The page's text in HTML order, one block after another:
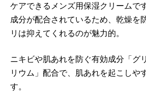
ケアできるメンズ用保湿クリームで
成分が配合されているため、乾燥を
リは抑えてくれるのが魅力的。
ニキビや肌あれを防ぐ有効成分「グ
リウム」配合で、肌あれを起こしや
す。